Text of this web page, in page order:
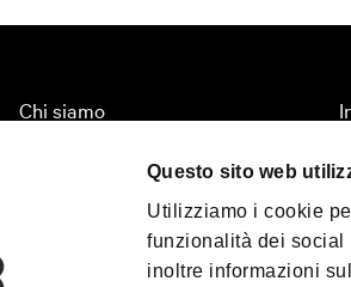
Questo sito web
Utilizziamo i cookie
funzionalità dei social
inoltre informazioni
Chi siamo
Palazzo Re Enzo
Convention Bureau